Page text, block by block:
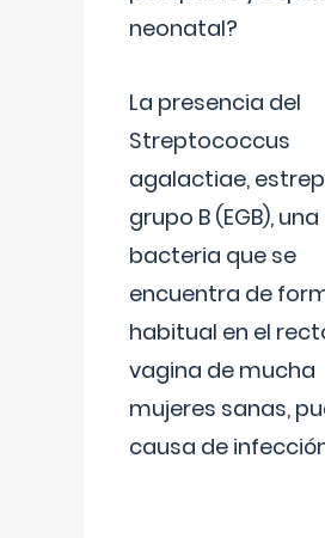
neonatal?
La presencia del
Streptococcus
agalactiae,
grupo B (EGB), una
bacteria que se
encuentra de
habitual en el
vagina de mucha
mujeres sanas,
causa de